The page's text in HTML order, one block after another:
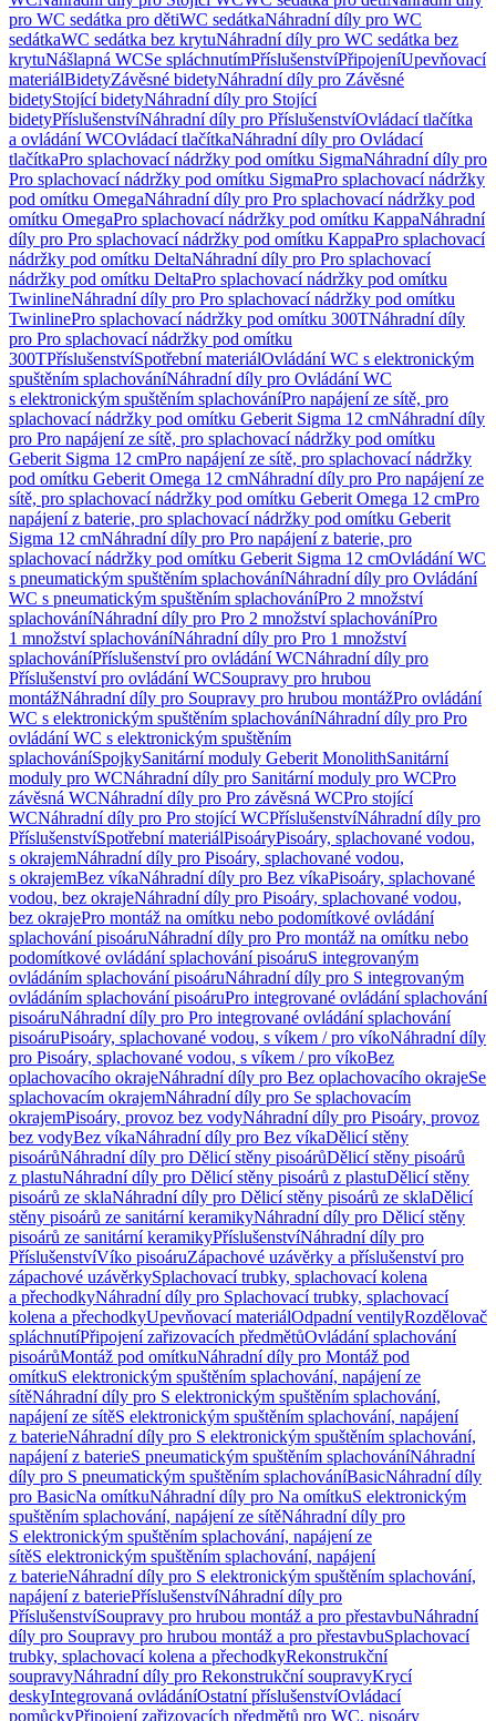
pro WC sedátka pro dětiWC sedátkaNáhradní díly pro WC
sedátkaWC sedátka bez krytuNáhradní díly pro WC sedátka bez
krytuNášlapná WCSe spláchnutímPříslušenstvíPřipojeníUpevňovací
materiálBidetyZávěsné bidetyNáhradní díly pro Závěsné
bidetyStojící bidetyNáhradní díly pro Stojící
bidetyPříslušenstvíNáhradní díly pro PříslušenstvíOvládací tlačítka
a ovládání WCOvládací tlačítkaNáhradní díly pro Ovládací
tlačítkaPro splachovací nádržky pod omítku SigmaNáhradní díly pro
Pro splachovací nádržky pod omítku SigmaPro splachovací nádržky
pod omítku OmegaNáhradní díly pro Pro splachovací nádržky pod
omítku OmegaPro splachovací nádržky pod omítku KappaNáhradní
díly pro Pro splachovací nádržky pod omítku KappaPro splachovací
nádržky pod omítku DeltaNáhradní díly pro Pro splachovací
nádržky pod omítku DeltaPro splachovací nádržky pod omítku
TwinlineNáhradní díly pro Pro splachovací nádržky pod omítku
TwinlinePro splachovací nádržky pod omítku 300TNáhradní díly
pro Pro splachovací nádržky pod omítku
300TPříslušenstvíSpotřební materiálOvládání WC s elektronickým
spuštěním splachováníNáhradní díly pro Ovládání WC
s elektronickým spuštěním splachováníPro napájení ze sítě, pro
splachovací nádržky pod omítku Geberit Sigma 12 cmNáhradní díly
pro Pro napájení ze sítě, pro splachovací nádržky pod omítku
Geberit Sigma 12 cmPro napájení ze sítě, pro splachovací nádržky
pod omítku Geberit Omega 12 cmNáhradní díly pro Pro napájení ze
sítě, pro splachovací nádržky pod omítku Geberit Omega 12 cmPro
napájení z baterie, pro splachovací nádržky pod omítku Geberit
Sigma 12 cmNáhradní díly pro Pro napájení z baterie, pro
splachovací nádržky pod omítku Geberit Sigma 12 cmOvládání WC
s pneumatickým spuštěním splachováníNáhradní díly pro Ovládání
WC s pneumatickým spuštěním splachováníPro 2 množství
splachováníNáhradní díly pro Pro 2 množství splachováníPro
1 množství splachováníNáhradní díly pro Pro 1 množství
splachováníPříslušenství pro ovládání WCNáhradní díly pro
Příslušenství pro ovládání WCSoupravy pro hrubou
montážNáhradní díly pro Soupravy pro hrubou montážPro ovládání
WC s elektronickým spuštěním splachováníNáhradní díly pro Pro
ovládání WC s elektronickým spuštěním
splachováníSpojkySanitární moduly Geberit MonolithSanitární
moduly pro WCNáhradní díly pro Sanitární moduly pro WCPro
závěsná WCNáhradní díly pro Pro závěsná WCPro stojící
WCNáhradní díly pro Pro stojící WCPříslušenstvíNáhradní díly pro
PříslušenstvíSpotřební materiálPisoáryPisoáry, splachované vodou,
s okrajemNáhradní díly pro Pisoáry, splachované vodou,
s okrajemBez víkaNáhradní díly pro Bez víkaPisoáry, splachované
vodou, bez okrajeNáhradní díly pro Pisoáry, splachované vodou,
bez okrajePro montáž na omítku nebo podomítkové ovládání
splachování pisoáruNáhradní díly pro Pro montáž na omítku nebo
podomítkové ovládání splachování pisoáruS integrovaným
ovládáním splachování pisoáruNáhradní díly pro S integrovaným
ovládáním splachování pisoáruPro integrované ovládání splachování
pisoáruNáhradní díly pro Pro integrované ovládání splachování
pisoáruPisoáry, splachované vodou, s víkem / pro víkoNáhradní díly
pro Pisoáry, splachované vodou, s víkem / pro víkoBez
oplachovacího okrajeNáhradní díly pro Bez oplachovacího okrajeSe
splachovacím okrajemNáhradní díly pro Se splachovacím
okrajemPisoáry, provoz bez vodyNáhradní díly pro Pisoáry, provoz
bez vodyBez víkaNáhradní díly pro Bez víkaDělicí stěny
pisoárůNáhradní díly pro Dělicí stěny pisoárůDělicí stěny pisoárů
z plastuNáhradní díly pro Dělicí stěny pisoárů z plastuDělicí stěny
pisoárů ze sklaNáhradní díly pro Dělicí stěny pisoárů ze sklaDělicí
stěny pisoárů ze sanitární keramikyNáhradní díly pro Dělicí stěny
pisoárů ze sanitární keramikyPříslušenstvíNáhradní díly pro
PříslušenstvíVíko pisoáruZápachové uzávěrky a příslušenství pro
zápachové uzávěrkySplachovací trubky, splachovací kolena
a přechodkyNáhradní díly pro Splachovací trubky, splachovací
kolena a přechodkyUpevňovací materiálOdpadní ventilyRozdělovač
spláchnutíPřipojení zařizovacích předmětůOvládání splachování
pisoárůMontáž pod omítkuNáhradní díly pro Montáž pod
omítkuS elektronickým spuštěním splachování, napájení ze
sítěNáhradní díly pro S elektronickým spuštěním splachování,
napájení ze sítěS elektronickým spuštěním splachování, napájení
z baterieNáhradní díly pro S elektronickým spuštěním splachování,
napájení z baterieS pneumatickým spuštěním splachováníNáhradní
díly pro S pneumatickým spuštěním splachováníBasicNáhradní díly
pro BasicNa omítkuNáhradní díly pro Na omítkuS elektronickým
spuštěním splachování, napájení ze sítěNáhradní díly pro
S elektronickým spuštěním splachování, napájení ze
sítěS elektronickým spuštěním splachování, napájení
z baterieNáhradní díly pro S elektronickým spuštěním splachování,
napájení z bateriePříslušenstvíNáhradní díly pro
PříslušenstvíSoupravy pro hrubou montáž a pro přestavbuNáhradní
díly pro Soupravy pro hrubou montáž a pro přestavbuSplachovací
trubky, splachovací kolena a přechodkyRekonstrukční
soupravyNáhradní díly pro Rekonstrukční soupravyKrycí
deskyIntegrovaná ovládáníOstatní příslušenstvíOvládací
pomůckyPřipojení zařizovacích předmětů pro WC, pisoáry